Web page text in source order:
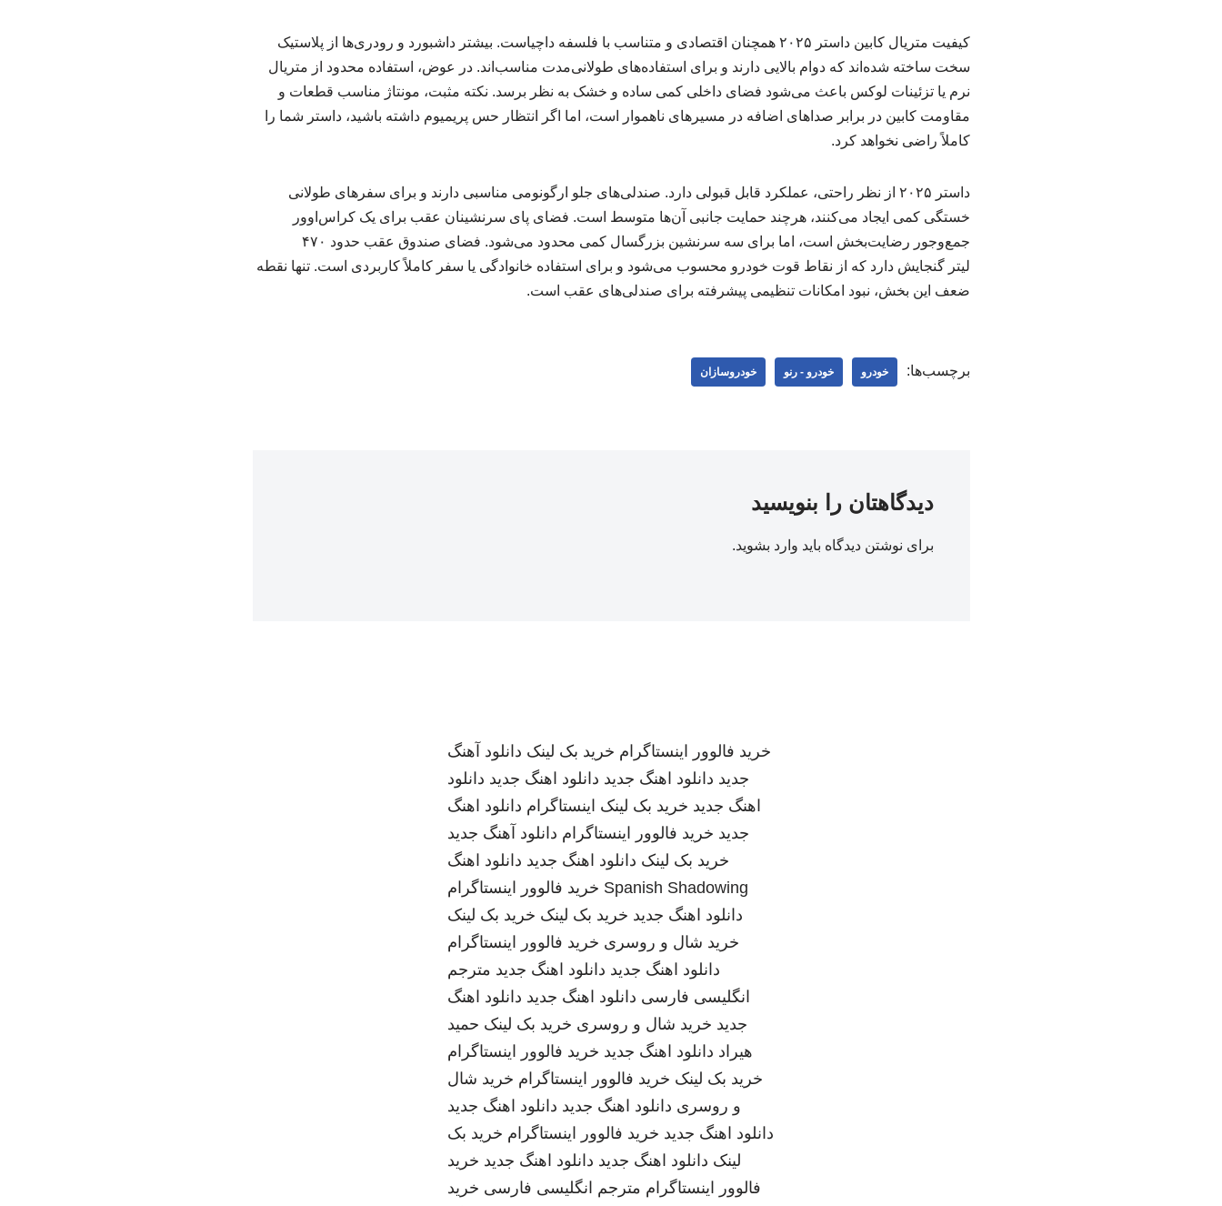
کیفیت متریال کابین داستر ۲۰۲۵ همچنان اقتصادی و متناسب با فلسفه داچیاست. بیشتر داشبورد و رودری‌ها از پلاستیک
سخت ساخته شده‌اند که دوام بالایی دارند و برای استفاده‌های طولانی‌مدت مناسب‌اند. در عوض، استفاده محدود از متریال
نرم یا تزئینات لوکس باعث می‌شود فضای داخلی کمی ساده و خشک به نظر برسد. نکته مثبت، مونتاژ مناسب قطعات و
مقاومت کابین در برابر صداهای اضافه در مسیرهای ناهموار است، اما اگر انتظار حس پریمیوم داشته باشید، داستر شما را
کاملاً راضی نخواهد کرد.
داستر ۲۰۲۵ از نظر راحتی، عملکرد قابل قبولی دارد. صندلی‌های جلو ارگونومی مناسبی دارند و برای سفرهای طولانی
خستگی کمی ایجاد می‌کنند، هرچند حمایت جانبی آن‌ها متوسط است. فضای پای سرنشینان عقب برای یک کراس‌اوور
جمع‌وجور رضایت‌بخش است، اما برای سه سرنشین بزرگسال کمی محدود می‌شود. فضای صندوق عقب حدود ۴۷۰
لیتر گنجایش دارد که از نقاط قوت خودرو محسوب می‌شود و برای استفاده خانوادگی یا سفر کاملاً کاربردی است. تنها نقطه
ضعف این بخش، نبود امکانات تنظیمی پیشرفته برای صندلی‌های عقب است.
برچسب‌ها: خودرو خودرو - رنو خودروسازان
دیدگاهتان را بنویسید
برای نوشتن دیدگاه باید وارد بشوید.
خرید فالوور اینستاگرام خرید بک لینک دانلود آهنگ
جدید دانلود اهنگ جدید دانلود اهنگ جدید دانلود
اهنگ جدید خرید بک لینک اینستاگرام دانلود اهنگ
جدید خرید فالوور اینستاگرام دانلود آهنگ جدید
خرید بک لینک دانلود اهنگ جدید دانلود اهنگ
Spanish Shadowing خرید فالوور اینستاگرام
دانلود اهنگ جدید خرید بک لینک خرید بک لینک
خرید شال و روسری خرید فالوور اینستاگرام
دانلود اهنگ جدید دانلود اهنگ جدید مترجم
انگلیسی فارسی دانلود اهنگ جدید دانلود اهنگ
جدید خرید شال و روسری خرید بک لینک حمید
هیراد دانلود اهنگ جدید خرید فالوور اینستاگرام
خرید بک لینک خرید فالوور اینستاگرام خرید شال
و روسری دانلود اهنگ جدید دانلود اهنگ جدید
دانلود اهنگ جدید خرید فالوور اینستاگرام خرید بک
لینک دانلود اهنگ جدید دانلود اهنگ جدید خرید
فالوور اینستاگرام مترجم انگلیسی فارسی خرید